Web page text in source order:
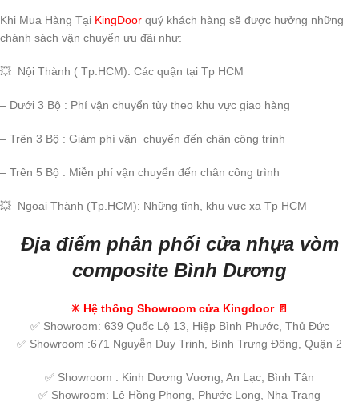
Khi Mua Hàng Tại KingDoor quý khách hàng sẽ được hưởng những
chánh sách vận chuyển ưu đãi như:
💥 Nội Thành ( Tp.HCM): Các quận tại Tp HCM
– Dưới 3 Bộ : Phí vận chuyển tùy theo khu vực giao hàng
– Trên 3 Bộ : Giảm phí vận chuyển đến chân công trình
– Trên 5 Bộ : Miễn phí vận chuyển đến chân công trình
💥 Ngoại Thành (Tp.HCM): Những tỉnh, khu vực xa Tp HCM
Địa điểm phân phối cửa nhựa vòm
composite Bình Dương
✳ Hệ thống Showroom cửa Kingdoor🚪
✅ Showroom: 639 Quốc Lộ 13, Hiệp Bình Phước, Thủ Đức
✅ Showroom :671 Nguyễn Duy Trinh, Bình Trưng Đông, Quận 2
✅ Showroom : Kinh Dương Vương, An Lạc, Bình Tân
✅ Showroom: Lê Hồng Phong, Phước Long, Nha Trang